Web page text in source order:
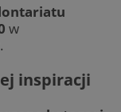
w
.
inspiracji